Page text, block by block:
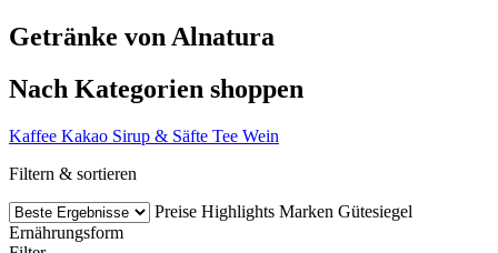
Getränke von Alnatura
Nach Kategorien shoppen
Kaffee Kakao Sirup & Säfte Tee Wein
Filtern & sortieren
Preise Highlights Marken Gütesiegel
Ernährungsform